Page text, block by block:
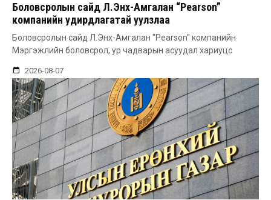
Боловсролын сайд Л.Энх-Амгалан “Pearson”
компанийн удирдлагатай уулзлаа
Боловсролын сайд Л.Энх-Амгалан "Pearson" компанийн
Мэргэжлийн боловсрол, ур чадварын асуудал хариуцс
2026-08-07